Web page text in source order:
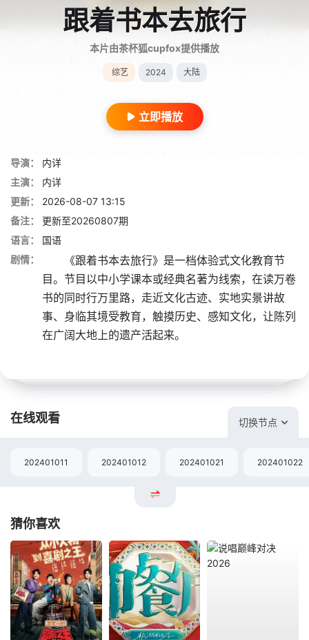
跟着书本去旅行
本片由茶杯狐cupfox提供播放
综艺 2024 大陆
立即播放
导演：
内详
主演：
内详
更新：
2026-08-07 13:15
备注：
更新至20260807期
语言：
国语
剧情：
《跟着书本去旅行》是一档体验式文化教育节
目。节目以中小学课本或经典名著为线索，在读万卷
书的同时行万里路，走近文化古迹、实地实景讲故
事、身临其境受教育，触摸历史、感知文化，让陈列
在广阔大地上的遗产活起来。
在线观看 切换节点
202401011 202401012 202401021 202401022
猜你喜欢